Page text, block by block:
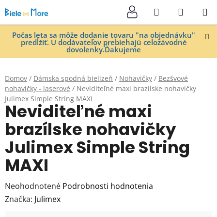
na
obsah
Počas leta sa môže dodanie tovaru "na objednávku"
predĺžiť. U dodávateľov prebiehajú celozávodné
dovolenky.Ďakujeme
Hľadať
KOŠÍK
Domov / Dámska spodná bielizeň / Nohavičky / Bezšvové
nohavičky - laserové / Neviditeľné maxi brazílske nohavičky
Julimex Simple String MAXI
Neviditeľné maxi
brazílske nohavičky
Julimex Simple String
MAXI
Priemerné
hodnotenie
Neohodnotené Podrobnosti hodnotenia
Značka: Julimex